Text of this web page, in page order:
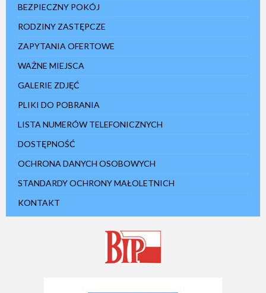
BEZPIECZNY POKÓJ
RODZINY ZASTĘPCZE
ZAPYTANIA OFERTOWE
WAŻNE MIEJSCA
GALERIE ZDJĘĆ
PLIKI DO POBRANIA
LISTA NUMERÓW TELEFONICZNYCH
DOSTĘPNOŚĆ
OCHRONA DANYCH OSOBOWYCH
STANDARDY OCHRONY MAŁOLETNICH
KONTAKT